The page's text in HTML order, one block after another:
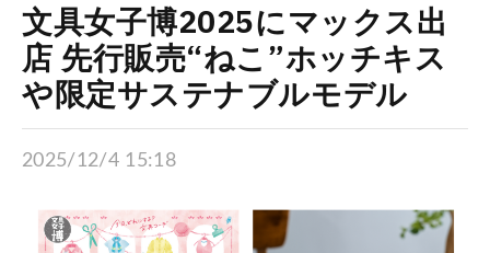
文具女子博2025にマックス出
店 先行販売“ねこ”ホッチキス
や限定サステナブルモデル
2025/12/4 15:18